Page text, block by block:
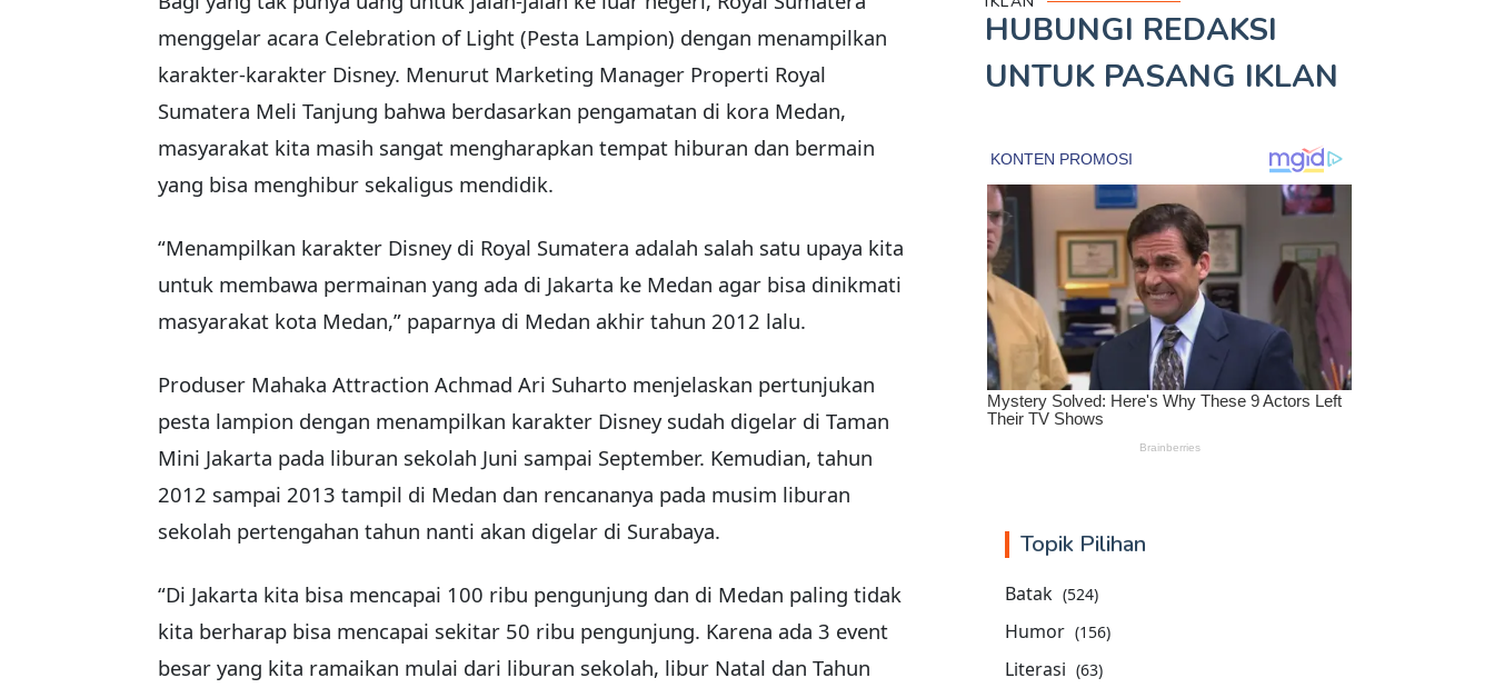
menggelar acara Celebration of Light (Pesta Lampion) dengan menampilkan
karakter-karakter Disney. Menurut Marketing Manager Properti Royal
Sumatera Meli Tanjung bahwa berdasarkan pengamatan di kora Medan,
masyarakat kita masih sangat mengharapkan tempat hiburan dan bermain
yang bisa menghibur sekaligus mendidik.
“Menampilkan karakter Disney di Royal Sumatera adalah salah satu upaya kita
untuk membawa permainan yang ada di Jakarta ke Medan agar bisa dinikmati
masyarakat kota Medan,” paparnya di Medan akhir tahun 2012 lalu.
Produser Mahaka Attraction Achmad Ari Suharto menjelaskan pertunjukan
pesta lampion dengan menampilkan karakter Disney sudah digelar di Taman
Mini Jakarta pada liburan sekolah Juni sampai September. Kemudian, tahun
2012 sampai 2013 tampil di Medan dan rencananya pada musim liburan
sekolah pertengahan tahun nanti akan digelar di Surabaya.
“Di Jakarta kita bisa mencapai 100 ribu pengunjung dan di Medan paling tidak
kita berharap bisa mencapai sekitar 50 ribu pengunjung. Karena ada 3 event
besar yang kita ramaikan mulai dari liburan sekolah, libur Natal dan Tahun
HUBUNGI REDAKSI
UNTUK PASANG IKLAN
Topik Pilihan
Batak (524)
Humor (156)
Literasi (63)